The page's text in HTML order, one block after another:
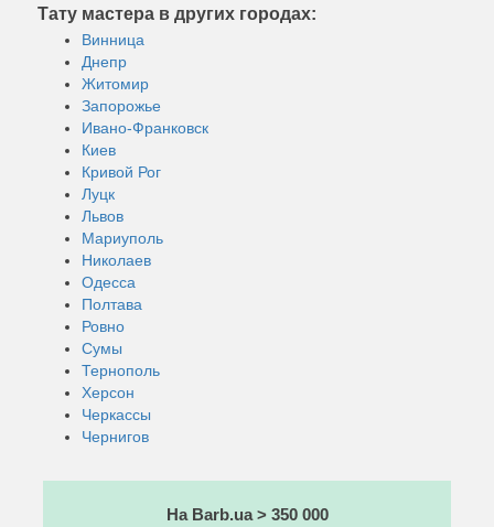
Тату мастера в других городах:
Винница
Днепр
Житомир
Запорожье
Ивано-Франковск
Киев
Кривой Рог
Луцк
Львов
Мариуполь
Николаев
Одесса
Полтава
Ровно
Сумы
Тернополь
Херсон
Черкассы
Чернигов
На Barb.ua > 350 000